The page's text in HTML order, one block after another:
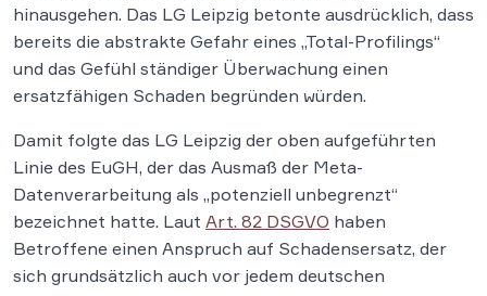
hinausgehen. Das LG Leipzig betonte ausdrücklich, dass
bereits die abstrakte Gefahr eines „Total-Profilings“
und das Gefühl ständiger Überwachung einen
ersatzfähigen Schaden begründen würden.
Damit folgte das LG Leipzig der oben aufgeführten
Linie des EuGH, der das Ausmaß der Meta-
Datenverarbeitung als „potenziell unbegrenzt“
bezeichnet hatte. Laut Art. 82 DSGVO haben
Betroffene einen Anspruch auf Schadensersatz, der
sich grundsätzlich auch vor jedem deutschen